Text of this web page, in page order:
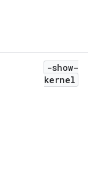
-show-
kernel